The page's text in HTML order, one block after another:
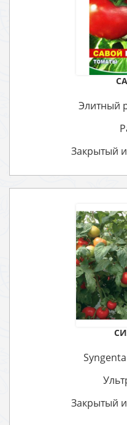
Элитный
Закрытый
Закрытый